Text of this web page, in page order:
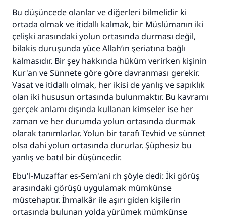
Bu düşüncede olanlar ve diğerleri bilmelidir ki
ortada olmak ve itidallı kalmak, bir Müslümanın iki
çelişki arasındaki yolun ortasında durması değil,
bilakis duruşunda yüce Allah’ın şeriatına bağlı
kalmasıdır. Bir şey hakkında hüküm verirken kişinin
Kur'an ve Sünnete göre göre davranması gerekir.
Vasat ve itidallı olmak, her ikisi de yanlış ve sapıklık
olan iki hususun ortasında bulunmaktır. Bu kavramı
gerçek anlamı dışında kullanan kimseler ise her
zaman ve her durumda yolun ortasında durmak
olarak tanımlarlar. Yolun bir tarafı Tevhid ve sünnet
olsa dahi yolun ortasında dururlar. Şüphesiz bu
yanlış ve batıl bir düşüncedir.
Ebu'l-Muzaffar es-Sem'ani r.h şöyle dedi: İki görüş
arasındaki görüşü uygulamak mümkünse
müstehaptır. İhmalkâr ile aşırı giden kişilerin
ortasında bulunan yolda yürümek mümkünse